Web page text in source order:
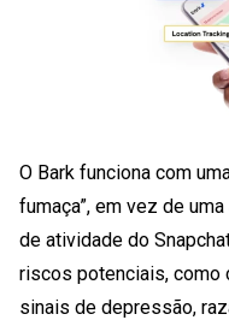
O Bark funciona com
fumaça”, em vez de
de atividade do
riscos potenciais, como
sinais de depressão,